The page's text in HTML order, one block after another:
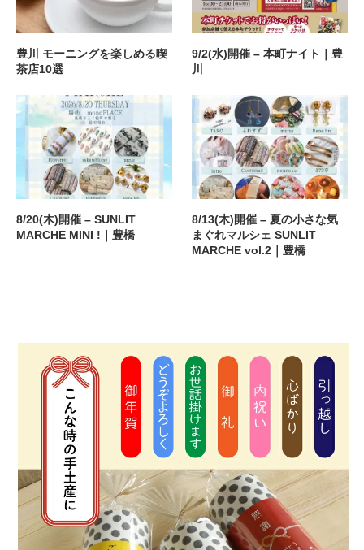
豊川 モーニングを楽しめる喫
茶店10選
9/2(水)開催 – 本町ナイト｜豊
川
8/20(木)開催 – SUNLIT
MARCHE MINI !｜豊橋
8/13(木)開催 – 夏の小さな気
まぐれマルシェ SUNLIT
MARCHE vol.2｜豊橋